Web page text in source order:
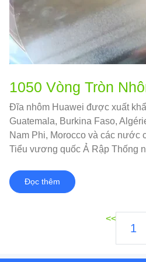
1050 Vòng Tròn
Đĩa nhôm Huawei được xuất
Guatemala, Burkina Faso,
Nam Phi, Morocco và các nước
Tiểu vương quốc Ả Rập Thống
khác.Đọc thêm
<<
1